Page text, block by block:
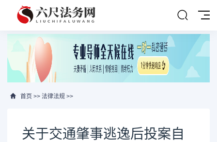
首页 >> 法律法规 >>
关于交通肇事逃逸后投案自